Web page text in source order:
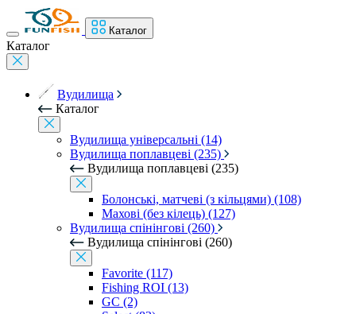
Каталог
Каталог
Вудилища
Каталог
Вудилища універсальні (14)
Вудилища поплавцеві (235)
Вудилища поплавцеві (235)
Болонські, матчеві (з кільцями) (108)
Махові (без кілець) (127)
Вудилища спінінгові (260)
Вудилища спінінгові (260)
Favorite (117)
Fishing ROI (13)
GC (2)